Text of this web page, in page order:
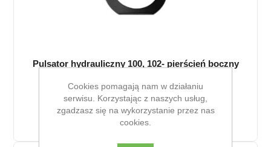
Pulsator hydrauliczny 100, 102- pierścień boczny
2,28 zł
Cookies pomagają nam w działaniu
serwisu. Korzystając z naszych usług,
zgadzasz się na wykorzystanie przez nas
cookies.